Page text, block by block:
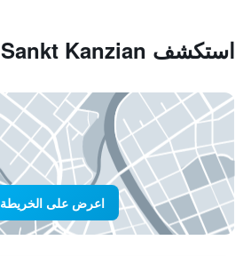
استكشف Sankt Kanzian
اعرض على الخريطة